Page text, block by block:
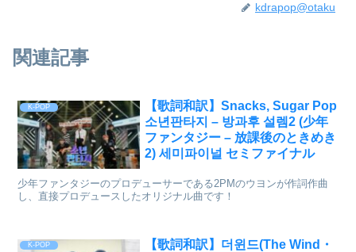
kdrapop@otaku
関連記事
K-POP
【歌詞和訳】Snacks, Sugar Pop
소년판타지 – 방과후 설렘2 (少年
ファンタジー – 放課後のときめき
2) 세미파이널 セミファイナル
少年ファンタジーのプロデューサーである2PMのウヨンが作詞作曲
し、直接プロデュースしたオリジナル曲です！
K-POP
【歌詞和訳】더윈드(The Wind・